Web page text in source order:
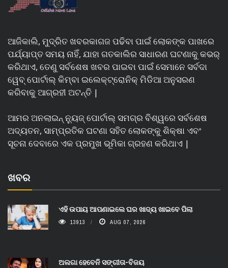
ଆଜିକାଲି, ମୁଦ୍ରିତ ଖବରକାଗଜ ପଢିବା ପାଇଁ ଲୋକଙ୍କ ପାଖରେ
ପର୍ଯ୍ୟାପ୍ତ ସମୟ ନାହିଁ, ଯାହା ଗତକାଲିର ସାଧାରଣ ଘଟଣାକୁ କଭର୍
କରିଥାଏ, ତେଣୁ ସର୍ବଶେଷ ଖବର ପାଇବା ପାଇଁ ସେମାନେ ସର୍ବଦା
ୱେବ୍ ପୋର୍ଟାଲ୍ କିମ୍ବା ଇଲେକ୍ଟ୍ରୋନିକ୍ ମିଡିଆ ଅନୁସରଣ
କରିବାକୁ ଆଗ୍ରହୀ ଅଟନ୍ତି |
ଆମର ଅନଲାଇନ୍ ନ୍ୟୁଜ୍ ପୋର୍ଟାଲ୍ ସମଗ୍ର ବିଶ୍ୱରେ ସର୍ବଶେଷ
ଅଦ୍ୟତନ, ସାମ୍ପ୍ରତିକ ଘଟଣା ସହିତ ଲୋକଙ୍କୁ ଶିକ୍ଷା ଏବଂ
ସୂଚନା ଦେବାରେ ଏକ ପ୍ରମୁଖ ଭୂମିକା ଗ୍ରହଣ କରିଥାଏ |
ଖବର
ଏହି ଉପାୟ ଆପଣାଇଲେ ଘର ଖାଦ୍ୟ ଖାଇବେ ପିଲା
13913 AUG 07, 2026
ଅଲଗା ହେବେନି ସଙ୍ଗୀତା-ବିଜୟ